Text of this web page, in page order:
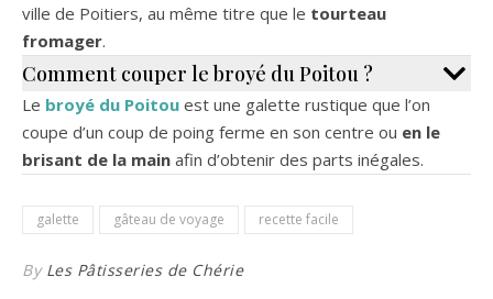
ville de Poitiers, au même titre que le tourteau
fromager.
Comment couper le broyé du Poitou ?
Le broyé du Poitou est une galette rustique que l’on
coupe d’un coup de poing ferme en son centre ou en le
brisant de la main afin d’obtenir des parts inégales.
galette gâteau de voyage recette facile
By Les Pâtisseries de Chérie